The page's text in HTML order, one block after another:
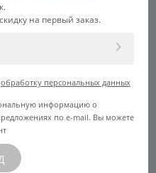
на первый заказ.
обработку персональных данных
информацию о
по e-mail. Вы можете